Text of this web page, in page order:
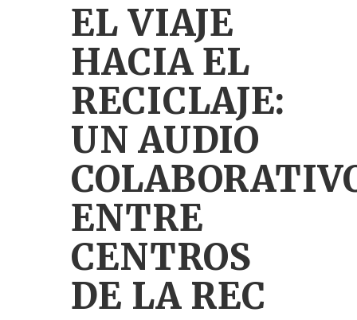
EL VIAJE
HACIA EL
RECICLAJE:
UN AUDIO
ENTRE
CENTROS
DE LA REC